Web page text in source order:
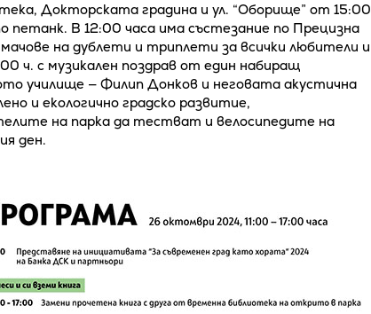
Докторската градина и ул. “Оборище” от 15:00
петанк. В 12:00 часа има състезание по Прецизна
на дублети и триплети за всички любители и
ч. с музикален поздрав от един набиращ
училище — Филип Донков и неговата акустична
и екологично градско развитие,
на парка да тестват и велосипедите на
ден.